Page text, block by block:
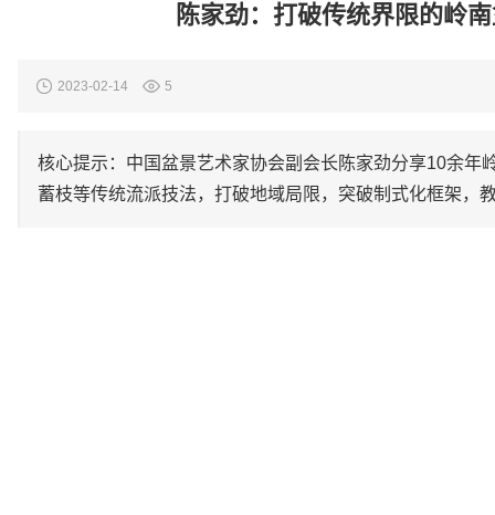
陈家劲：打破传统界限的岭
2023-02-14 5
核心提示：中国盆景艺术家协会副会长陈家劲分享10余
蓄枝等传统流派技法，打破地域局限，突破制式化框架，